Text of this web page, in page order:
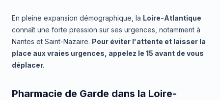
En pleine expansion démographique, la Loire-Atlantique
connaît une forte pression sur ses urgences, notamment à
Nantes et Saint-Nazaire. Pour éviter l'attente et laisser la
place aux vraies urgences, appelez le 15 avant de vous
déplacer.
Pharmacie de Garde dans la Loire-